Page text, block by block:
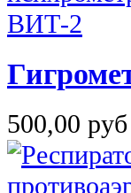
500,00 руб